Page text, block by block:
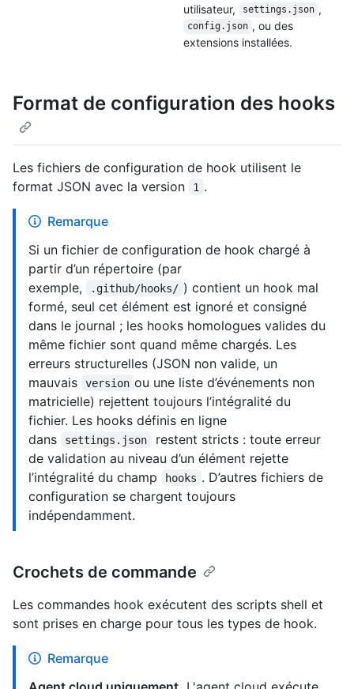
utilisateur,
settings.json ,
config.json , ou des
extensions installées.
Format de configuration des hooks
Les fichiers de configuration de hook utilisent le
format JSON avec la version
1 .
Remarque
Si un fichier de configuration de hook chargé à
partir d’un répertoire (par
exemple,
.github/hooks/ ) contient un hook mal
formé, seul cet élément est ignoré et consigné
dans le journal ; les hooks homologues valides du
même fichier sont quand même chargés. Les
erreurs structurelles (JSON non valide, un
mauvais
version ou une liste d’événements non
matricielle) rejettent toujours l’intégralité du
fichier. Les hooks définis en ligne
dans
settings.json
restent stricts : toute erreur
de validation au niveau d’un élément rejette
l’intégralité du champ
hooks . D’autres fichiers de
configuration se chargent toujours
indépendamment.
Crochets de commande
Les commandes hook exécutent des scripts shell et
sont prises en charge pour tous les types de hook.
Remarque